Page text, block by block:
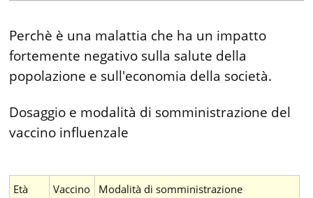
Perchè è una malattia che ha un impatto
fortemente negativo sulla salute della
popolazione e sull'economia della società.
Dosaggio e modalità di somministrazione del
vaccino influenzale
Età Vaccino
Modalità di somministrazione